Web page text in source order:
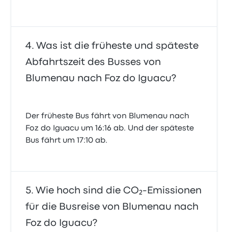
Was ist die früheste und späteste
Abfahrtszeit des Busses von
Blumenau nach Foz do Iguacu?
Der früheste Bus fährt von Blumenau nach
Foz do Iguacu um 16:16 ab. Und der späteste
Bus fährt um 17:10 ab.
Wie hoch sind die CO₂-Emissionen
für die Busreise von Blumenau nach
Foz do Iguacu?